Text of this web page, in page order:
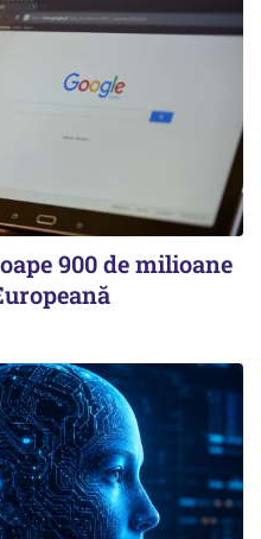
900 de milioane